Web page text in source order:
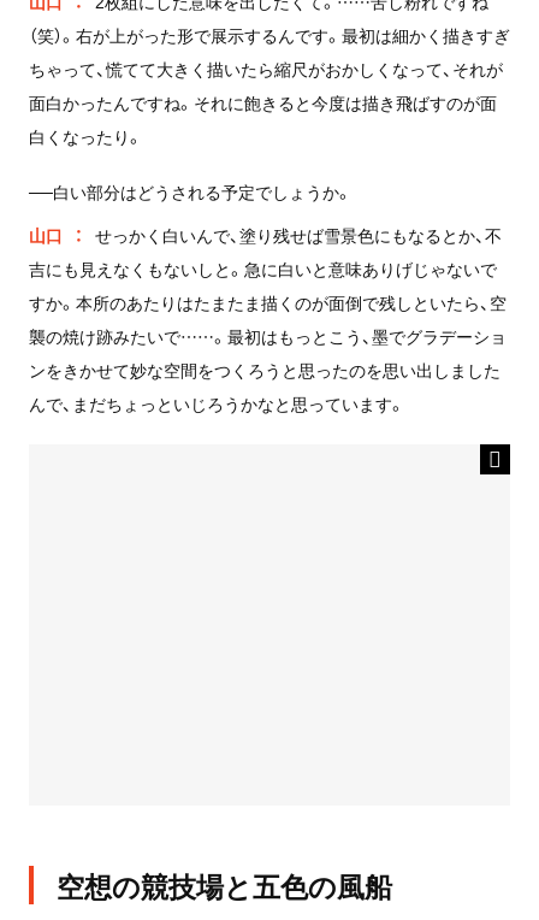
（笑）。右が上がった形で展示するんです。最初は細かく描きすぎ
ちゃって、慌てて大きく描いたら縮尺がおかしくなって、それが
面白かったんですね。それに飽きると今度は描き飛ばすのが面
白くなったり。
──白い部分はどうされる予定でしょうか。
山口
せっかく白いんで、塗り残せば雪景色にもなるとか、不
吉にも見えなくもないしと。急に白いと意味ありげじゃないで
すか。本所のあたりはたまたま描くのが面倒で残しといたら、空
襲の焼け跡みたいで……。最初はもっとこう、墨でグラデーショ
ンをきかせて妙な空間をつくろうと思ったのを思い出しました
んで、まだちょっといじろうかなと思っています。
空想の競技場と五色の風船